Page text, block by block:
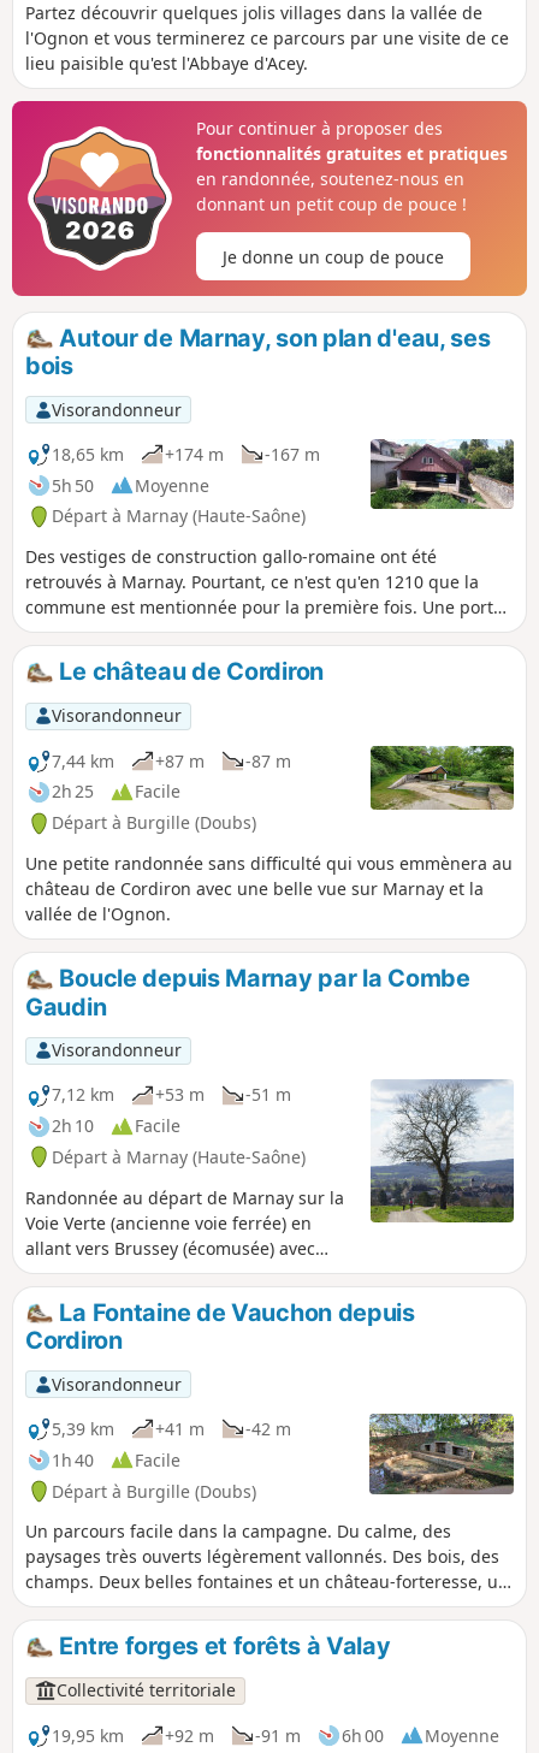
Partez découvrir quelques jolis villages dans la vallée de
l'Ognon et vous terminerez ce parcours par une visite de ce
lieu paisible qu'est l'Abbaye d'Acey.
Pour continuer à proposer des
fonctionnalités gratuites et pratiques
en randonnée, soutenez-nous en
donnant un petit coup de pouce !
Je donne un coup de pouce
Autour de Marnay, son plan d'eau, ses
bois
Visorandonneur
18,65 km
+174 m
-167 m
5h 50
Moyenne
Départ à Marnay (Haute-Saône)
Des vestiges de construction gallo-romaine ont été
retrouvés à Marnay. Pourtant, ce n'est qu'en 1210 que la
commune est mentionnée pour la première fois. Une porte
et quelques vestiges des anciens murs d'enceinte sont
encore visibles. Quelques éléments du château féodal
subsistent également, et notamment le pont levis et deux
tourelles. La vieille ville possède en outre de nombreuses
maisons des XVe et XVIe siècles. L'actuel hôtel de ville date
d'ailleurs de la Renaissance.Quant au château qui domine
la vallée de l'Ognon, il a été reconstruit au XVIe siècle, mais
il a été très remanié depuis.Enfin, l'église gothique date des
XIVe et XVIIe siècles. Le plan d'eau de 20 hectares abrite de
nombreuses espèces animales et végétales.
Le château de Cordiron
Visorandonneur
7,44 km
+87 m
-87 m
2h 25
Facile
Départ à Burgille (Doubs)
Une petite randonnée sans difficulté qui vous emmènera au
château de Cordiron avec une belle vue sur Marnay et la
vallée de l'Ognon.
Boucle depuis Marnay par la Combe
Gaudin
Visorandonneur
7,12 km
+53 m
-51 m
2h 10
Facile
Départ à Marnay (Haute-Saône)
Randonnée au départ de Marnay sur la
Voie Verte (ancienne voie ferrée) en
allant vers Brussey (écomusée) avec
retour à Marnay par la Combe Gaudin.
La Fontaine de Vauchon depuis
Cordiron
Visorandonneur
5,39 km
+41 m
-42 m
1h 40
Facile
Départ à Burgille (Doubs)
Un parcours facile dans la campagne. Du calme, des
paysages très ouverts légèrement vallonnés. Des bois, des
champs. Deux belles fontaines et un château-forteresse, un
des derniers de Franche-Comté à posséder un donjon
encore debout.
Entre forges et forêts à Valay
Collectivité territoriale
19,95 km
+92 m -91 m 6h 00
Moyenne